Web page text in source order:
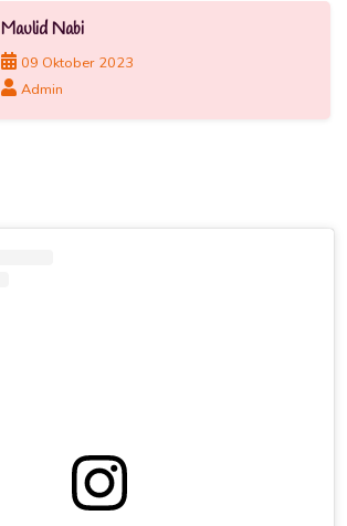
Maulid Nabi
09 Oktober 2023
Admin